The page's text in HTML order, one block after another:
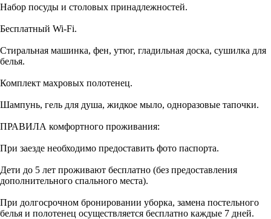
Набор посуды и столовых принадлежностей.
Бесплатный Wi-Fi.
Стиральная машинка, фен, утюг, гладильная доска, сушилка для
белья.
Комплект махровых полотенец.
Шампунь, гель для душа, жидкое мыло, одноразовые тапочки.
ПРАВИЛА комфортного проживания:
При заезде необходимо предоставить фото паспорта.
Дети до 5 лет проживают бесплатно (без предоставления
дополнительного спального места).
При долгосрочном бронировании уборка, замена постельного
белья и полотенец осуществляется бесплатно каждые 7 дней.